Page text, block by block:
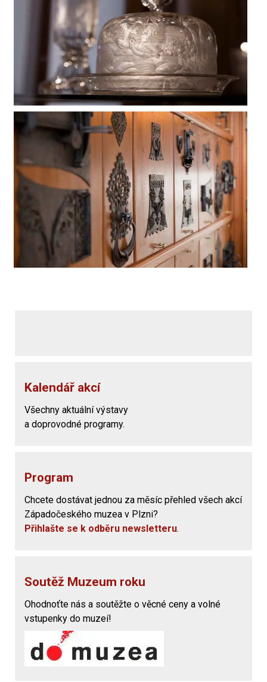
Kalendář akcí
Všechny aktuální výstavy
a doprovodné programy.
Program
Chcete dostávat jednou za měsíc přehled všech akcí
Západočeského muzea v Plzni?
Přihlašte se k odběru newsletteru.
Soutěž Muzeum roku
Ohodnoťte nás a soutěžte o věcné ceny a volné
vstupenky do muzeí!